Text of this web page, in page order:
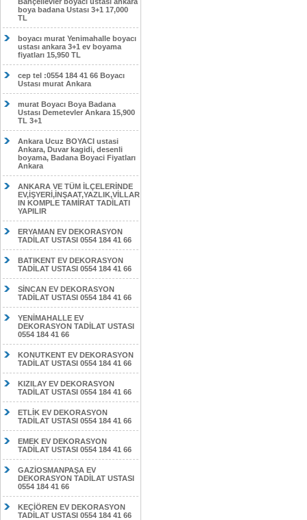
boya badana Ustası 3+1 17,000
TL
boyacı murat Yenimahalle boyacı
ustası ankara 3+1 ev boyama
fiyatları 15,950 TL
cep tel :0554 184 41 66 Boyacı
Ustası murat Ankara
murat Boyacı Boya Badana
Ustası Demetevler Ankara 15,900
TL 3+1
Ankara Ucuz BOYACI ustasi
Ankara, Duvar kagidi, desenli
boyama, Badana Boyaci Fiyatları
Ankara
ANKARA VE TÜM İLÇELERİNDE
EV,İŞYERİ,İNŞAAT,YAZLIK,VİLLAR
IN KOMPLE TAMİRAT TADİLATI
YAPILIR
ERYAMAN EV DEKORASYON
TADİLAT USTASI 0554 184 41 66
BATIKENT EV DEKORASYON
TADİLAT USTASI 0554 184 41 66
SİNCAN EV DEKORASYON
TADİLAT USTASI 0554 184 41 66
YENİMAHALLE EV
DEKORASYON TADİLAT USTASI
0554 184 41 66
KONUTKENT EV DEKORASYON
TADİLAT USTASI 0554 184 41 66
KIZILAY EV DEKORASYON
TADİLAT USTASI 0554 184 41 66
ETLİK EV DEKORASYON
TADİLAT USTASI 0554 184 41 66
EMEK EV DEKORASYON
TADİLAT USTASI 0554 184 41 66
GAZİOSMANPAŞA EV
DEKORASYON TADİLAT USTASI
0554 184 41 66
KEÇİÖREN EV DEKORASYON
TADİLAT USTASI 0554 184 41 66